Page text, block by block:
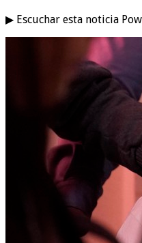
▶ Escuchar esta noticia